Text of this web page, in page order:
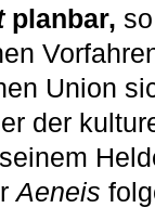
planbar,
Union
der
Aeneis